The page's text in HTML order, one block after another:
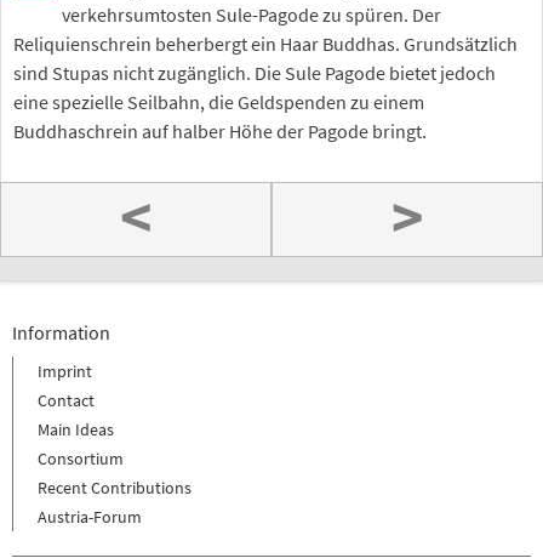
verkehrsumtosten Sule-Pagode zu spüren. Der
Reliquienschrein beherbergt ein Haar Buddhas. Grundsätzlich
sind Stupas nicht zugänglich. Die Sule Pagode bietet jedoch
eine spezielle Seilbahn, die Geldspenden zu einem
Buddhaschrein auf halber Höhe der Pagode bringt.
< >
Information
Imprint
Contact
Main Ideas
Consortium
Recent Contributions
Austria-Forum